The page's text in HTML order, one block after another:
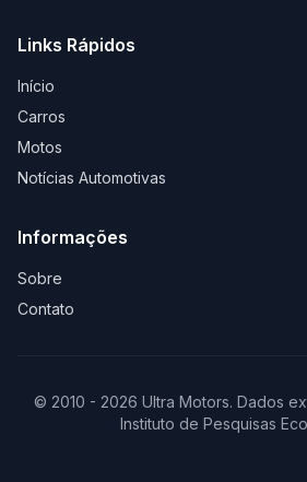
Links Rápidos
Início
Carros
Motos
Notícias Automotivas
Informações
Sobre
Contato
© 2010 - 2026 Ultra Motors. Dados
Instituto de Pesquisas